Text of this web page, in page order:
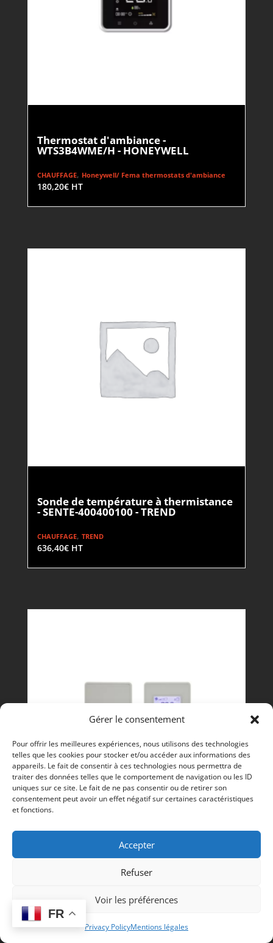
Gérer le consentement
Pour offrir les meilleures expériences, nous utilisons des technologies
telles que les cookies pour stocker et/ou accéder aux informations des
appareils. Le fait de consentir à ces technologies nous permettra de
traiter des données telles que le comportement de navigation ou les ID
uniques sur ce site. Le fait de ne pas consentir ou de retirer son
consentement peut avoir un effet négatif sur certaines caractéristiques
et fonctions.
Accepter
Refuser
Voir les préférences
Privacy PolicyMentions légales
Thermostat d'ambiance -
WTS3B4WME/H - HONEYWELL
CHAUFFAGE, Honeywell/ Fema thermostats d'ambiance
180,20€ HT
Sonde de température à thermistance
- SENTE-400400100 - TREND
CHAUFFAGE, TREND
636,40€ HT
Capteur d'ambiance - RD-WMB-T -
TREND
182,20€ HT
FR